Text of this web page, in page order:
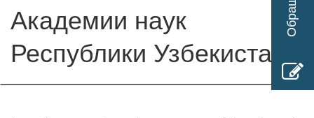
Академии наук
Республики Узбекистан